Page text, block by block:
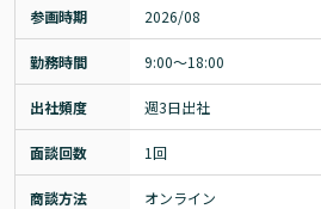
参画時期 2026/08
勤務時間 9:00～18:00
出社頻度 週3日出社
面談回数 1回
商談方法 オンライン